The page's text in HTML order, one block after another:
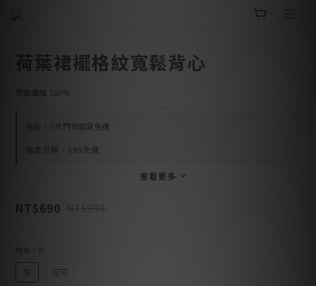
荷葉裙襬格紋寬鬆背心
聚酯纖維	100%
全店，Tiff 門市取貨免運
指定分類，699免運
查看更多
NT$690 NT$990
灰 可可